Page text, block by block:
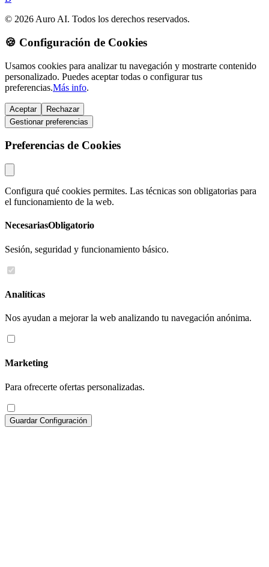
© 2026 Auro AI. Todos los derechos reservados.
🍪 Configuración de Cookies
Usamos cookies para analizar tu navegación y mostrarte contenido
personalizado. Puedes aceptar todas o configurar tus
preferencias.Más info.
Aceptar
Rechazar
Gestionar preferencias
Preferencias de Cookies
Configura qué cookies permites. Las técnicas son obligatorias para
el funcionamiento de la web.
NecesariasObligatorio
Sesión, seguridad y funcionamiento básico.
Analíticas
Nos ayudan a mejorar la web analizando tu navegación anónima.
Marketing
Para ofrecerte ofertas personalizadas.
Guardar Configuración